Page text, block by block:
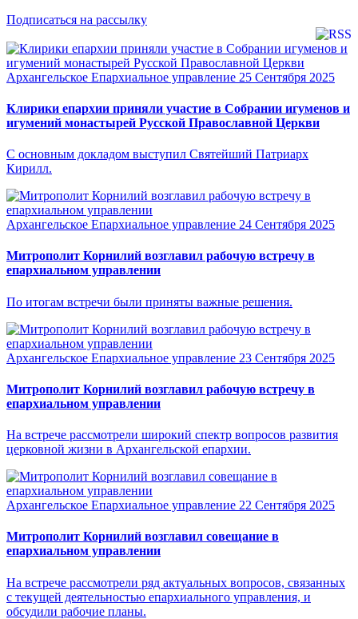
Подписаться на рассылку
Архангельское Епархиальное управление 25 Сентября 2025
Клирики епархии приняли участие в Собрании игуменов и
игумений монастырей Русской Православной Церкви
С основным докладом выступил Святейший Патриарх
Кирилл.
Архангельское Епархиальное управление 24 Сентября 2025
Митрополит Корнилий возглавил рабочую встречу в
епархиальном управлении
По итогам встречи были приняты важные решения.
Архангельское Епархиальное управление 23 Сентября 2025
Митрополит Корнилий возглавил рабочую встречу в
епархиальном управлении
На встрече рассмотрели широкий спектр вопросов развития
церковной жизни в Архангельской епархии.
Архангельское Епархиальное управление 22 Сентября 2025
Митрополит Корнилий возглавил совещание в
епархиальном управлении
На встрече рассмотрели ряд актуальных вопросов, связанных
с текущей деятельностью епархиального управления, и
обсудили рабочие планы.